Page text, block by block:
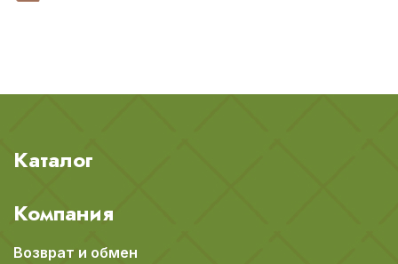
Каталог
Компания
Возврат и обмен